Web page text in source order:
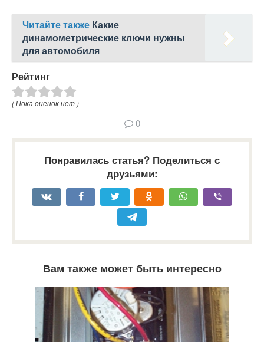
Читайте также Какие
динамометрические ключи нужны
для автомобиля
Рейтинг
( Пока оценок нет )
0
Понравилась статья? Поделиться с
друзьями:
Вам также может быть интересно